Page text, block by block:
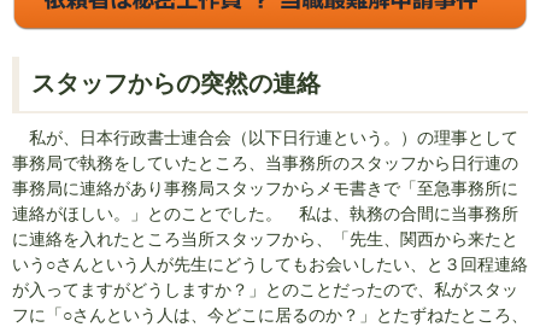
スタッフからの突然の連絡
私が、日本行政書士連合会（以下日行連という。）の理事として
事務局で執務をしていたところ、当事務所のスタッフから日行連の
事務局に連絡があり事務局スタッフからメモ書きで「至急事務所に
連絡がほしい。」とのことでした。 私は、執務の合間に当事務所
に連絡を入れたところ当所スタッフから、「先生、関西から来たと
いう○さんという人が先生にどうしてもお会いしたい、と３回程連絡
が入ってますがどうしますか？」とのことだったので、私がスタッ
フに「○さんという人は、今どこに居るのか？」とたずねたところ、